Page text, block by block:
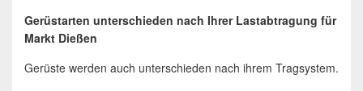
Gerüstarten unterschieden nach Ihrer Lastabtragung für
Markt Dießen
Gerüste werden auch unterschieden nach ihrem Tragsystem.